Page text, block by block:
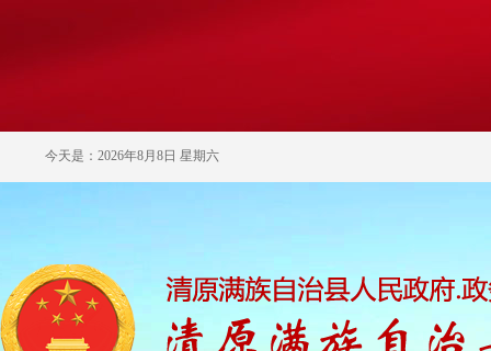
今天是：2026年8月8日 星期六